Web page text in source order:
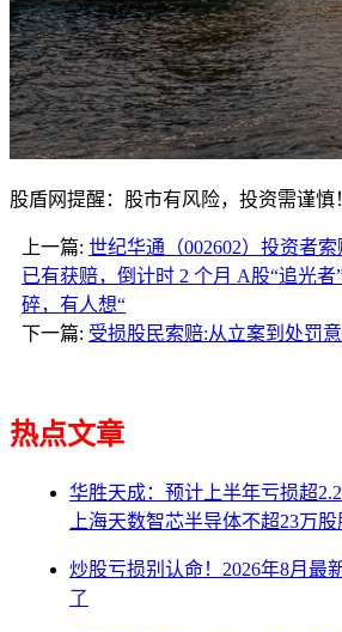
股盾网提醒：股市有风险，投资需谨慎
上一篇: 世纪华通（002602）投资者索
已有获赔，倒计时 2 个月 A股“追光
碎，有人想“
下一篇: 受损股民索赔:从立案到处罚
热点文章
华胜天成：预计上半年亏损超
上海天数智芯半导体不超23万
炒股亏损别认命！2026年8月最
了